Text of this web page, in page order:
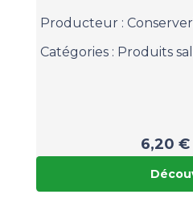
Producteur :
Catégories : Produits
6,20 €